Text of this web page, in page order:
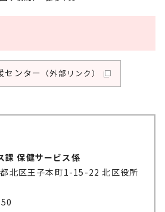
センター （外部リンク）
課 保健サービス係
北区王子本町1-15-22 北区役所